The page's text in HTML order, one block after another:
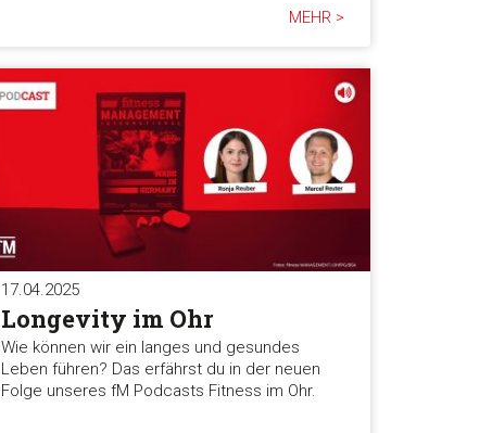
MEHR >
17.04.2025
Longevity im Ohr
Wie können wir ein langes und gesundes
Leben führen? Das erfährst du in der neuen
Folge unseres fM Podcasts Fitness im Ohr.